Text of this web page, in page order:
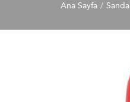
Ana Sayfa